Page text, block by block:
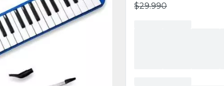
$29.990